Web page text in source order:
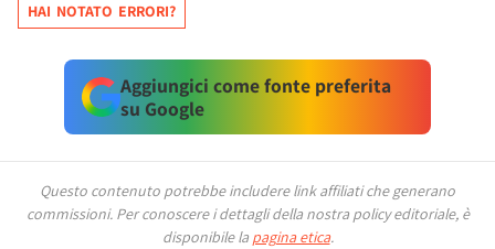
HAI NOTATO ERRORI?
Aggiungici come fonte preferita
su Google
Questo contenuto potrebbe includere link affiliati che generano
commissioni. Per conoscere i dettagli della nostra policy editoriale, è
disponibile la pagina etica.